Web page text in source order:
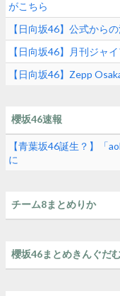
がこちら
【日向坂46】公式から
【日向坂46】月刊ジャ
【日向坂46】Zepp
櫻坂46速報
【青葉坂46誕生？】「
に
チーム8まとめりか
櫻坂46まとめきんぐだ